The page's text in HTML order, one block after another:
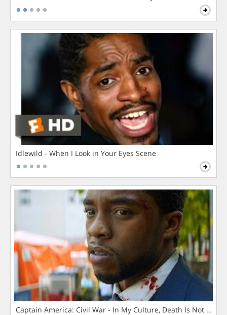
Idlewild - When I Look in Your Eyes Scene
Captain America: Civil War - In My Culture, Death Is Not The